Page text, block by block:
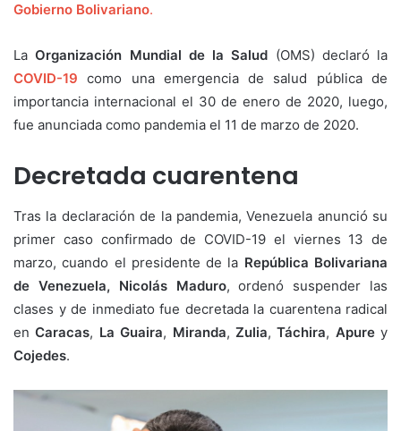
Gobierno Bolivariano.
LaOrganización Mundial de la Salud (OMS) declaró la
COVID-19 como una emergencia de salud pública de
importancia internacional el 30 de enero de 2020, luego,
fue anunciada como pandemia el 11 de marzo de 2020.
Decretada cuarentena
Tras la declaración de la pandemia, Venezuela anunció su
primer caso confirmado de COVID-19 el viernes 13 de
marzo, cuando el presidente de la República Bolivariana
de Venezuela, Nicolás Maduro, ordenó suspender las
clases y de inmediato fue decretada la cuarentena radical
en Caracas, La Guaira, Miranda, Zulia,Táchira, Apurey
Cojedes.